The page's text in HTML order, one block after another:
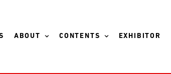
ABOUT CONTENTS EXHIBITOR